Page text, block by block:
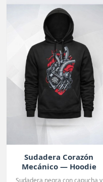
Sudadera Corazón
Mecánico — Hoodie